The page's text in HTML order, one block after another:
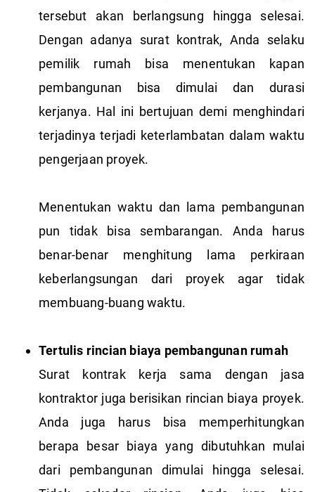
tersebut akan berlangsung hingga selesai.
Dengan adanya surat kontrak, Anda selaku
pemilik rumah bisa menentukan kapan
pembangunan bisa dimulai dan durasi
kerjanya. Hal ini bertujuan demi menghindari
terjadinya terjadi keterlambatan dalam waktu
pengerjaan proyek.
Menentukan waktu dan lama pembangunan
pun tidak bisa sembarangan. Anda harus
benar-benar menghitung lama perkiraan
keberlangsungan dari proyek agar tidak
membuang-buang waktu.
Tertulis rincian biaya pembangunan rumah
Surat kontrak kerja sama dengan jasa
kontraktor juga berisikan rincian biaya proyek.
Anda juga harus bisa memperhitungkan
berapa besar biaya yang dibutuhkan mulai
dari pembangunan dimulai hingga selesai.